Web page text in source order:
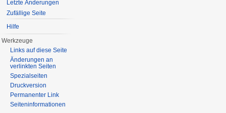
Letzte Änderungen
Zufällige Seite
Hilfe
Werkzeuge
Links auf diese Seite
Änderungen an
verlinkten Seiten
Spezialseiten
Druckversion
Permanenter Link
Seiteninformationen